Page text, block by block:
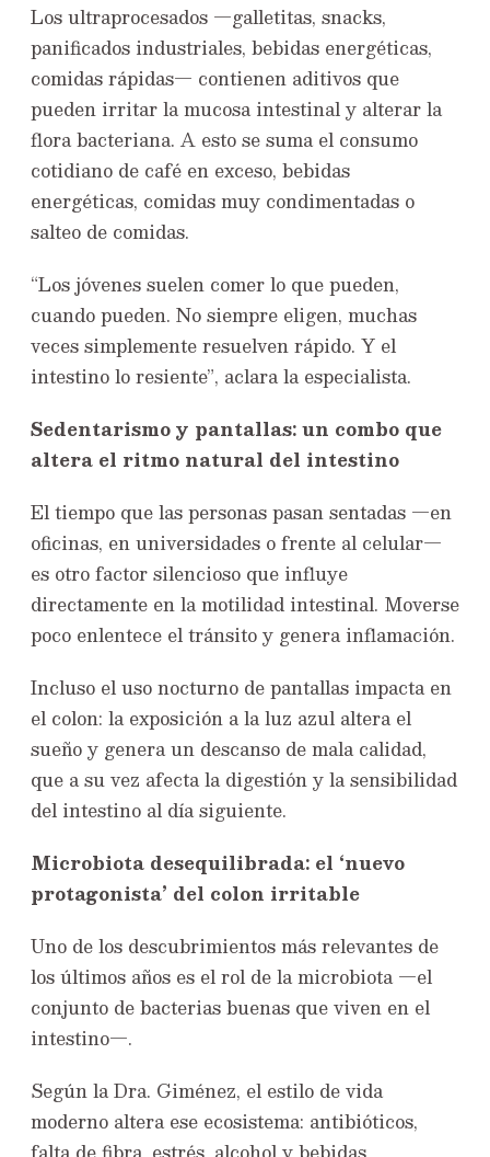
Los ultraprocesados —galletitas, snacks,
panificados industriales, bebidas energéticas,
comidas rápidas— contienen aditivos que
pueden irritar la mucosa intestinal y alterar la
flora bacteriana. A esto se suma el consumo
cotidiano de café en exceso, bebidas
energéticas, comidas muy condimentadas o
salteo de comidas.
“Los jóvenes suelen comer lo que pueden,
cuando pueden. No siempre eligen, muchas
veces simplemente resuelven rápido. Y el
intestino lo resiente”, aclara la especialista.
Sedentarismo y pantallas: un combo que
altera el ritmo natural del intestino
El tiempo que las personas pasan sentadas —en
oficinas, en universidades o frente al celular—
es otro factor silencioso que influye
directamente en la motilidad intestinal. Moverse
poco enlentece el tránsito y genera inflamación.
Incluso el uso nocturno de pantallas impacta en
el colon: la exposición a la luz azul altera el
sueño y genera un descanso de mala calidad,
que a su vez afecta la digestión y la sensibilidad
del intestino al día siguiente.
Microbiota desequilibrada: el ‘nuevo
protagonista’ del colon irritable
Uno de los descubrimientos más relevantes de
los últimos años es el rol de la microbiota —el
conjunto de bacterias buenas que viven en el
intestino—.
Según la Dra. Giménez, el estilo de vida
moderno altera ese ecosistema: antibióticos,